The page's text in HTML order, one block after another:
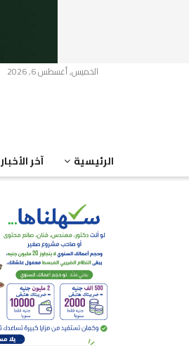
الخميس, أغسطس 6, 2026
الرئيسية آخر الأخبار